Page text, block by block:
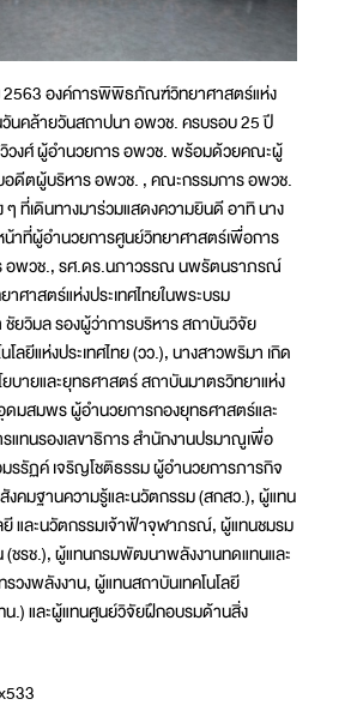
2563 องค์การพิพิธภัณฑ์วิทยาศาสตร์แห่ง
นคล้ายวันสถาปนา อพวช. ครบรอบ 25 ปี
วงศ์ ผู้อำนวยการ อพวช. พร้อมด้วยคณะผู้
อดีตผู้บริหาร อพวช. , คณะกรรมการ อพวช.
ๆ ที่เดินทางมาร่วมแสดงความยินดี อาทิ นาง
าที่ผู้อำนวยการศูนย์วิทยาศาสตร์เพื่อการ
อพวช., รศ.ดร.นภาวรรณ นพรัตนราภรณ์
ศาสตร์แห่งประเทศไทยในพระบรม
ยวิมล รองผู้ว่าการบริหาร สถาบันวิจัย
โลยีแห่งประเทศไทย (วว.), นางสาวพริมา เกิด
บายและยุทธศาสตร์ สถาบันมาตรวิทยาแห่ง
ดมสมพร ผู้อำนวยการกองยุทธศาสตร์และ
แทนรองเลขาธิการ สำนักงานปรมาณูเพื่อ
รัฏค์ เจริญโชติธรรม ผู้อำนวยการภารกิจ
งคมฐานความรู้และนวัตกรรม (สกสว.), ผู้แทน
และนวัตกรรมเจ้าฟ้าจุฬาภรณ์, ผู้แทนชมรม
(ชรช.), ผู้แทนกรมพัฒนาพลังงานทดแทนและ
วงพลังงาน, ผู้แทนสถาบันเทคโนโลยี
น.) และผู้แทนศูนย์วิจัยฝึกอบรมด้านสิ่ง